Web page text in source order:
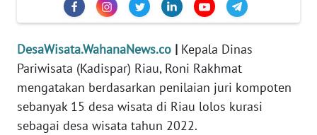
DesaWisata.WahanaNews.co | Kepala Dinas
Pariwisata (Kadispar) Riau, Roni Rakhmat
mengatakan berdasarkan penilaian juri kompoten
sebanyak 15 desa wisata di Riau lolos kurasi
sebagai desa wisata tahun 2022.
WAHANA
UMKM
WAHANA
SELEB